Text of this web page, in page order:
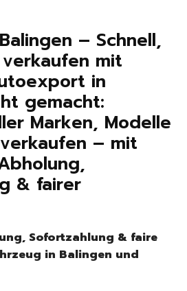
– Schnell,
mit
in
gemacht:
Marken, Modelle
– mit
& fairer
Sofortzahlung & faire
in Balingen und